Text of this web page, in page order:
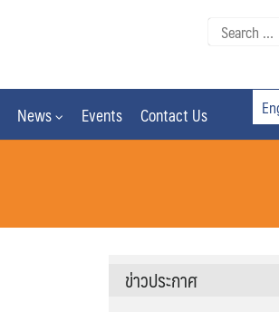
Search
News Events Contact Us
ข่าวประกาศ